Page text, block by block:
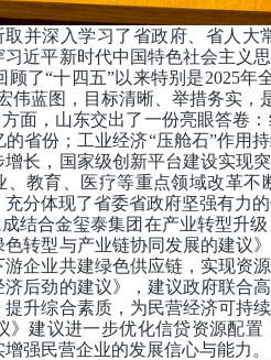
并深入学习了省政府、省人
近平新时代中国特色社会主义
了“十四五”以来特别是2025
伟蓝图，目标清晰、举措务实，
面，山东交出了一份亮眼答卷
省份；工业经济“压舱石”作用
长，国家级创新平台建设实现
、教育、医疗等重点领域改革
分体现了省委省政府坚强有力
结合金玺泰集团在产业转型升
转型与产业链协同发展的建议
企业共建绿色供应链，实现资
后劲的建议》，建议政府联合
升综合素质，为民营经济可持
》建议进一步优化信贷资源配
强民营企业的发展信心与能力。